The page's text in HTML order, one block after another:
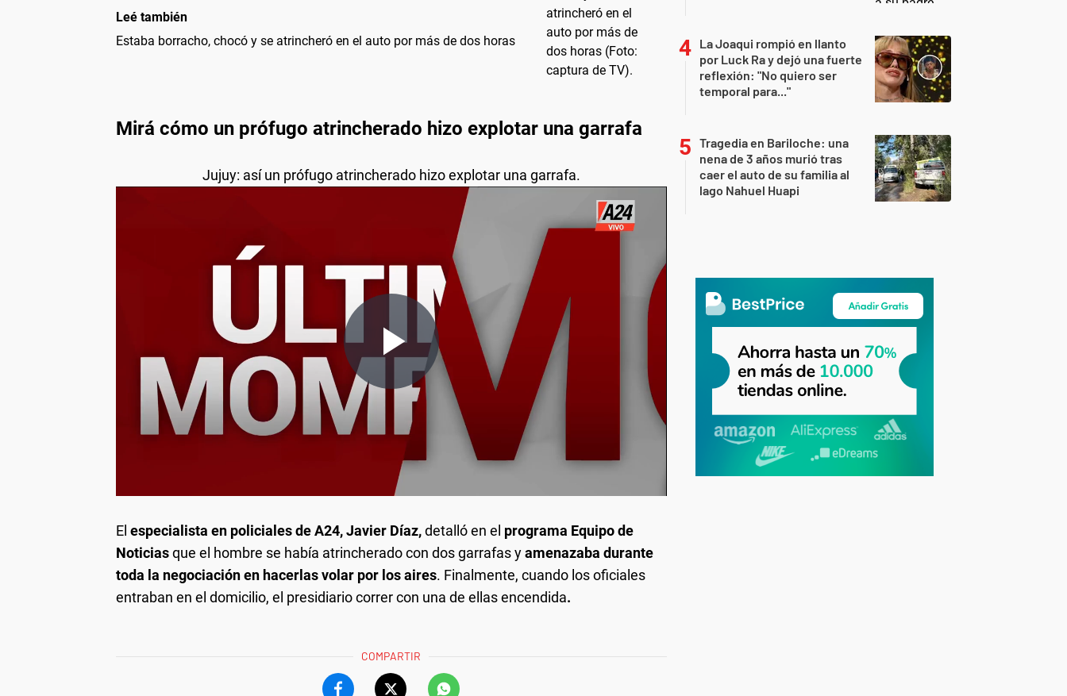
Leé también
Estaba borracho, chocó y se atrincheró en el auto por más de dos horas
Mirá cómo un prófugo atrincherado hizo explotar una garrafa
Jujuy: así un prófugo atrincherado hizo explotar una garrafa.
El especialista en policiales de A24, Javier Díaz,detalló en el programa Equipo de
Noticiasque el hombre se había atrincherado con dos garrafas yamenazaba durante
toda la negociación en hacerlas volar por los aires. Finalmente, cuando los oficiales
entraban en el domicilio, el presidiario correr con una de ellas encendida.
COMPARTIR
La Joaqui rompió en llanto
por Luck Ra y dejó una fuerte
reflexión: "No quiero ser
temporal para..."
Tragedia en Bariloche: una
nena de 3 años murió tras
caer el auto de su familia al
lago Nahuel Huapi